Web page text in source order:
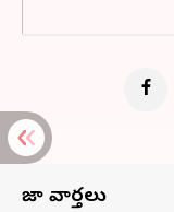
తాజా వార్తలు